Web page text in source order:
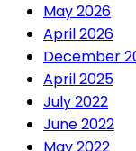
May 2026
April 2026
December
April 2025
July 2022
June 2022